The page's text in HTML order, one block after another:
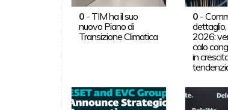
0- TIM ha il suo
nuovo Piano di
Transizione Climatica
0 -
2026:
calo
in